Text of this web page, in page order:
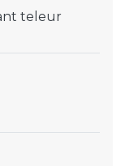
teleur